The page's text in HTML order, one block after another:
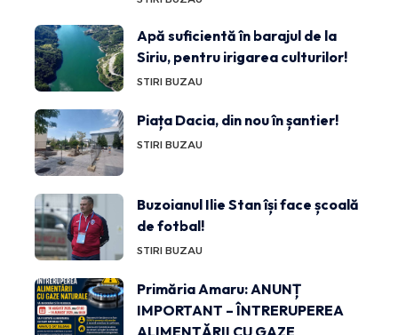
Apă suficientă în barajul de la
Siriu, pentru irigarea culturilor!
STIRI BUZAU
Piața Dacia, din nou în șantier!
STIRI BUZAU
Buzoianul Ilie Stan își face școală
de fotbal!
STIRI BUZAU
Primăria Amaru: ANUNȚ
IMPORTANT – ÎNTRERUPEREA
ALIMENTĂRII CU GAZE